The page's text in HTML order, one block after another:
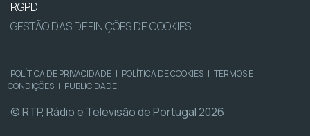
RGPD
GESTÃO DAS DEFINIÇÕES DE COOKIES
POLÍTICA DE PRIVACIDADE | POLÍTICA DE COOKIES | TERMOS E
CONDIÇÕES | PUBLICIDADE
© RTP, Rádio e Televisão de Portugal 2026